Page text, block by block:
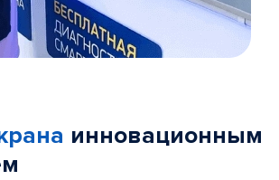
инновационным